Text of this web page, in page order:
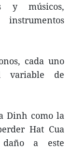
y músicos,
cada uno
variable de
Dinh como la
Hat Cua
a este